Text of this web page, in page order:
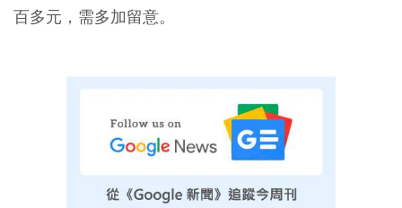
百多元，需多加留意。